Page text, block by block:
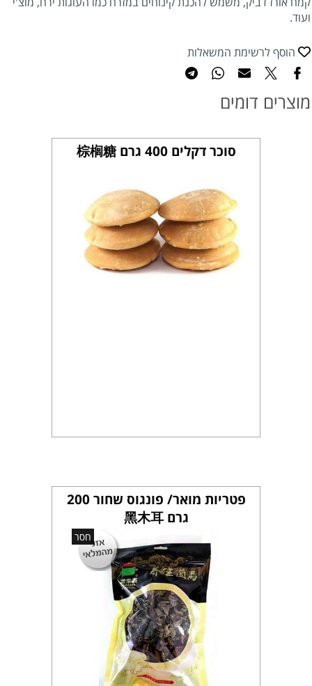
ועוד.
הוסף לרשימת המשאלות
מוצרים דומים
סוכר דקלים 400 גרם 棕榈糖
פטריות מואר/ פונגוס שחור 200
גרם 黑木耳
חסר